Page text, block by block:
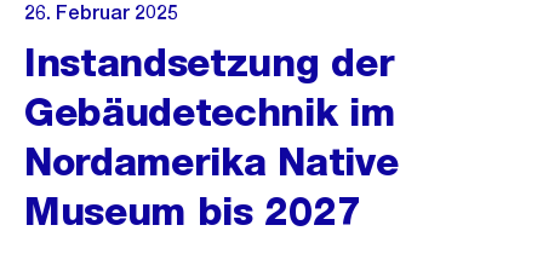
26. Februar 2025
Instandsetzung der
Gebäudetechnik im
Nordamerika Native
Museum bis 2027